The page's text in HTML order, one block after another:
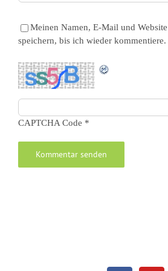
Meinen Namen, E-Mail und
speichern, bis ich wieder kommentiere.
CAPTCHA Code *